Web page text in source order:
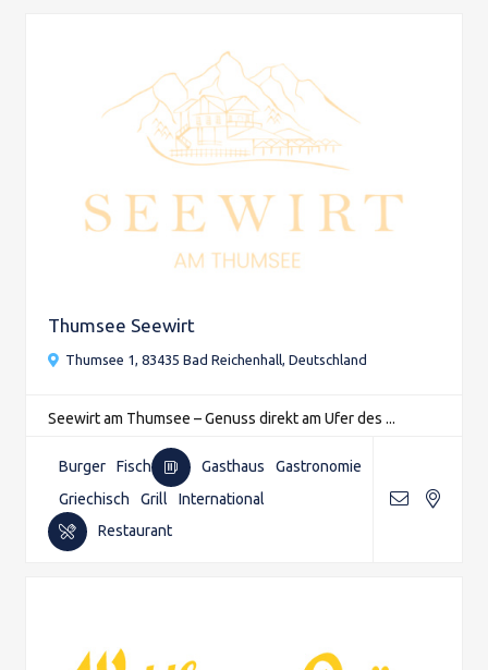
Thumsee Seewirt
Thumsee 1, 83435 Bad Reichenhall, Deutschland
Seewirt am Thumsee – Genuss direkt am Ufer des ...
Burger Fisch Gasthaus
Gastronomie
Griechisch
Grill
International
Restaurant